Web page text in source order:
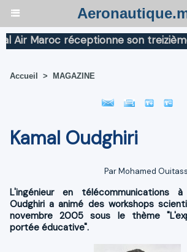
Maroc réceptionne son treizième
Accueil > MAGAZINE
Kamal Oudghiri
ParMohamed
L'ingénieur en télécommunications
Oudghiri a animé des workshops
novembre 2005 sous le thème
portée éducative".